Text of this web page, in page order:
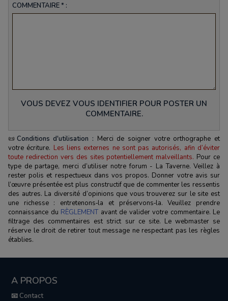
COMMENTAIRE * :
VOUS DEVEZ VOUS IDENTIFIER POUR POSTER UN
COMMENTAIRE.
📜 Conditions d'utilisation : Merci de soigner votre orthographe et
votre écriture. Les liens externes ne sont pas autorisés, afin d’éviter
toute redirection vers des sites potentiellement malveillants. Pour ce
type de partage, merci d’utiliser notre forum - La Taverne. Veillez à
rester polis et respectueux dans vos propos. Donner votre avis sur
l’œuvre présentée est plus constructif que de commenter les ressentis
des autres. La diversité d’opinions que vous trouverez sur le site est
une richesse : entretenons‑la et préservons‑la. Veuillez prendre
connaissance du RÈGLEMENT avant de valider votre commentaire. Le
filtrage des commentaires est strict sur ce site. Le webmaster se
réserve le droit de retirer tout message ne respectant pas les règles
établies.
A PROPOS
📧 Contact